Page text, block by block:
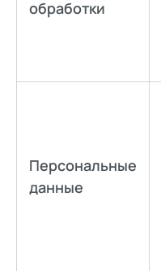
обработки
Персональные
данные